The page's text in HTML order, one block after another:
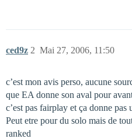
ced9z Mai 27, 2006, 11:50
2
c’est mon avis perso, aucune
que EA donne son aval pour
c’est pas fairplay et ça donne
Peut etre pour du solo mais de
ranked